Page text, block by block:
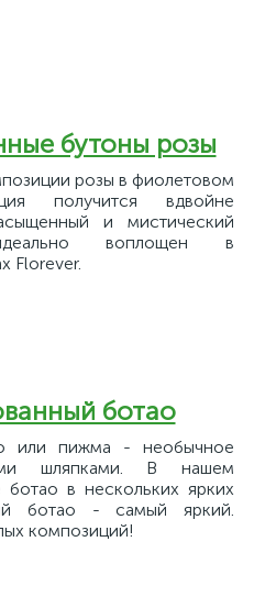
бутоны розы
розы в фиолетовом
получится вдвойне
и мистический
воплощен в
Florever.
ботао
или пижма - необычное
шляпками. В нашем
в нескольких ярких
ботао - самый яркий.
композиций!